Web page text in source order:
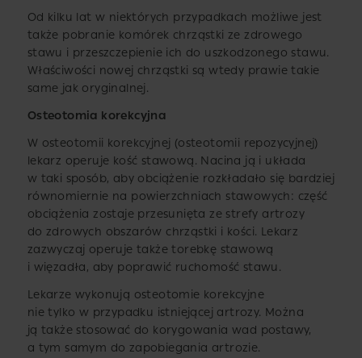
Od kilku lat w niektórych przypadkach możliwe jest
także pobranie komórek chrząstki ze zdrowego
stawu i przeszczepienie ich do uszkodzonego stawu.
Właściwości nowej chrząstki są wtedy prawie takie
same jak oryginalnej.
Osteotomia korekcyjna
W osteotomii korekcyjnej (osteotomii repozycyjnej)
lekarz operuje kość stawową. Nacina ją i układa
w taki sposób, aby obciążenie rozkładało się bardziej
równomiernie na powierzchniach stawowych: część
obciążenia zostaje przesunięta ze strefy artrozy
do zdrowych obszarów chrząstki i kości. Lekarz
zazwyczaj operuje także torebkę stawową
i więzadła, aby poprawić ruchomość stawu.
Lekarze wykonują osteotomie korekcyjne
nie tylko w przypadku istniejącej artrozy. Można
ją także stosować do korygowania wad postawy,
a tym samym do zapobiegania artrozie.